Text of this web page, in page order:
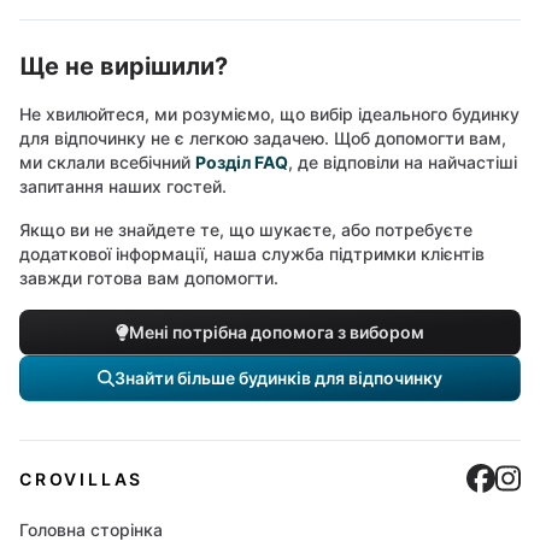
Ще не вирішили?
Не хвилюйтеся, ми розуміємо, що вибір ідеального будинку
для відпочинку не є легкою задачею. Щоб допомогти вам,
ми склали всебічний Розділ FAQ, де відповіли на найчастіші
запитання наших гостей.
Якщо ви не знайдете те, що шукаєте, або потребуєте
додаткової інформації, наша служба підтримки клієнтів
завжди готова вам допомогти.
Мені потрібна допомога з вибором
Знайти більше будинків для відпочинку
CROVILLAS
Головна сторінка